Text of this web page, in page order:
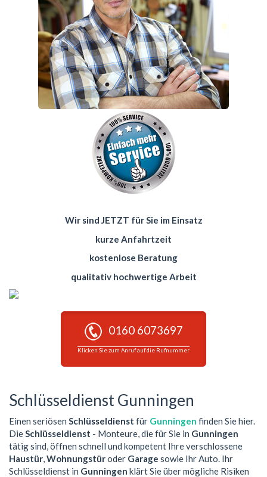
Wir sind JETZT für Sie im Einsatz
kurze Anfahrtzeit
kostenlose Beratung
qualitativ hochwertige Arbeit
0160 6073697
Klicken Sie zum Anruf auf die Rufnummer
Schlüsseldienst Gunningen
Einen seriösen Schlüsseldienst für Gunningen finden Sie hier.
DieSchlüsseldienst - Monteure, die für Sie in Gunningen
tätig sind, öffnen schnell und kompetent Ihre verschlossene
Haustür,Wohnungstüroder Garage sowie Ihr Auto. Ihr
Schlüsseldienst in Gunningen klärt Sie über mögliche Risiken